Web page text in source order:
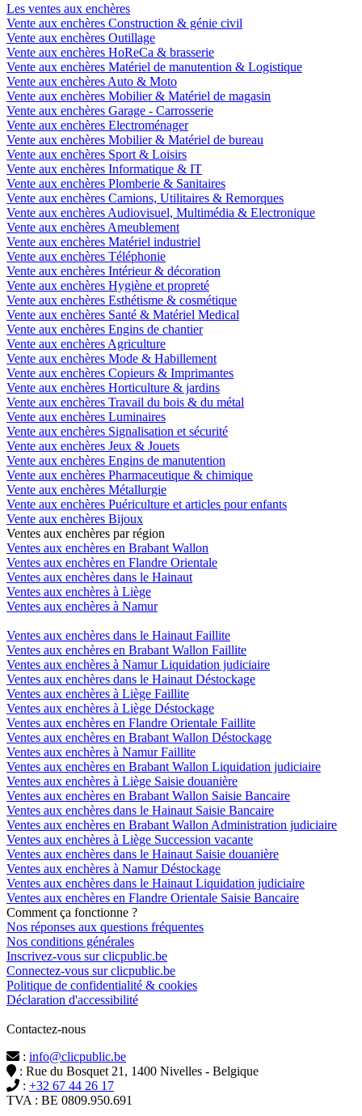
Les ventes aux enchères
Vente aux enchères Construction & génie civil
Vente aux enchères Outillage
Vente aux enchères HoReCa & brasserie
Vente aux enchères Matériel de manutention & Logistique
Vente aux enchères Auto & Moto
Vente aux enchères Mobilier & Matériel de magasin
Vente aux enchères Garage - Carrosserie
Vente aux enchères Electroménager
Vente aux enchères Mobilier & Matériel de bureau
Vente aux enchères Sport & Loisirs
Vente aux enchères Informatique & IT
Vente aux enchères Plomberie & Sanitaires
Vente aux enchères Camions, Utilitaires & Remorques
Vente aux enchères Audiovisuel, Multimédia & Electronique
Vente aux enchères Ameublement
Vente aux enchères Matériel industriel
Vente aux enchères Téléphonie
Vente aux enchères Intérieur & décoration
Vente aux enchères Hygiène et propreté
Vente aux enchères Esthétisme & cosmétique
Vente aux enchères Santé & Matériel Medical
Vente aux enchères Engins de chantier
Vente aux enchères Agriculture
Vente aux enchères Mode & Habillement
Vente aux enchères Copieurs & Imprimantes
Vente aux enchères Horticulture & jardins
Vente aux enchères Travail du bois & du métal
Vente aux enchères Luminaires
Vente aux enchères Signalisation et sécurité
Vente aux enchères Jeux & Jouets
Vente aux enchères Engins de manutention
Vente aux enchères Pharmaceutique & chimique
Vente aux enchères Métallurgie
Vente aux enchères Puériculture et articles pour enfants
Vente aux enchères Bijoux
Ventes aux enchères par région
Ventes aux enchères en Brabant Wallon
Ventes aux enchères en Flandre Orientale
Ventes aux enchères dans le Hainaut
Ventes aux enchères à Liège
Ventes aux enchères à Namur
Ventes aux enchères dans le Hainaut Faillite
Ventes aux enchères en Brabant Wallon Faillite
Ventes aux enchères à Namur Liquidation judiciaire
Ventes aux enchères dans le Hainaut Déstockage
Ventes aux enchères à Liège Faillite
Ventes aux enchères à Liège Déstockage
Ventes aux enchères en Flandre Orientale Faillite
Ventes aux enchères en Brabant Wallon Déstockage
Ventes aux enchères à Namur Faillite
Ventes aux enchères en Brabant Wallon Liquidation judiciaire
Ventes aux enchères à Liège Saisie douanière
Ventes aux enchères en Brabant Wallon Saisie Bancaire
Ventes aux enchères dans le Hainaut Saisie Bancaire
Ventes aux enchères en Brabant Wallon Administration judiciaire
Ventes aux enchères à Liège Succession vacante
Ventes aux enchères dans le Hainaut Saisie douanière
Ventes aux enchères à Namur Déstockage
Ventes aux enchères dans le Hainaut Liquidation judiciaire
Ventes aux enchères en Flandre Orientale Saisie Bancaire
Comment ça fonctionne ?
Nos réponses aux questions fréquentes
Nos conditions générales
Inscrivez-vous sur clicpublic.be
Connectez-vous sur clicpublic.be
Politique de confidentialité & cookies
Déclaration d'accessibilité
Contactez-nous
: info@clicpublic.be
: Rue du Bosquet 21, 1400 Nivelles - Belgique
: +32 67 44 26 17
TVA : BE 0809.950.691